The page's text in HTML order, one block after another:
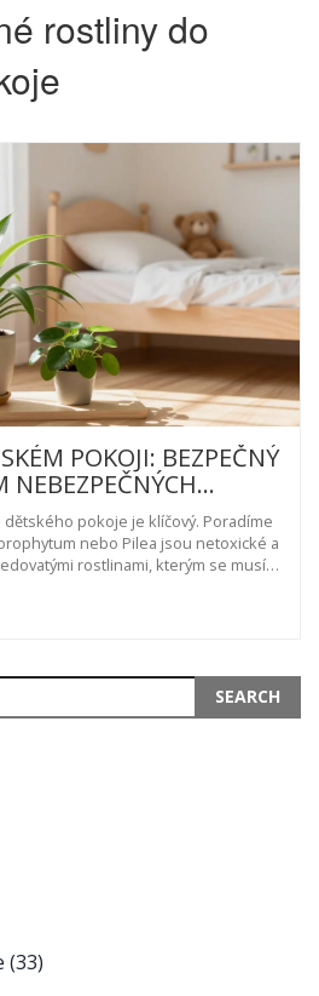
rostliny do
POKOJI: BEZPEČNÝ
NEBEZPEČNÝCH
pokoje je klíčový. Poradíme
nebo Pilea jsou netoxické a
rostlinami, kterým se musíte
(33)